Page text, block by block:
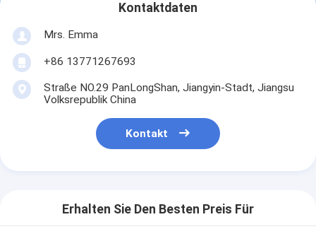
Kontaktdaten
Mrs. Emma
+86 13771267693
Straße NO.29 PanLongShan, Jiangyin-Stadt, Jiangsu
Volksrepublik China
Kontakt
Erhalten Sie Den Besten Preis Für